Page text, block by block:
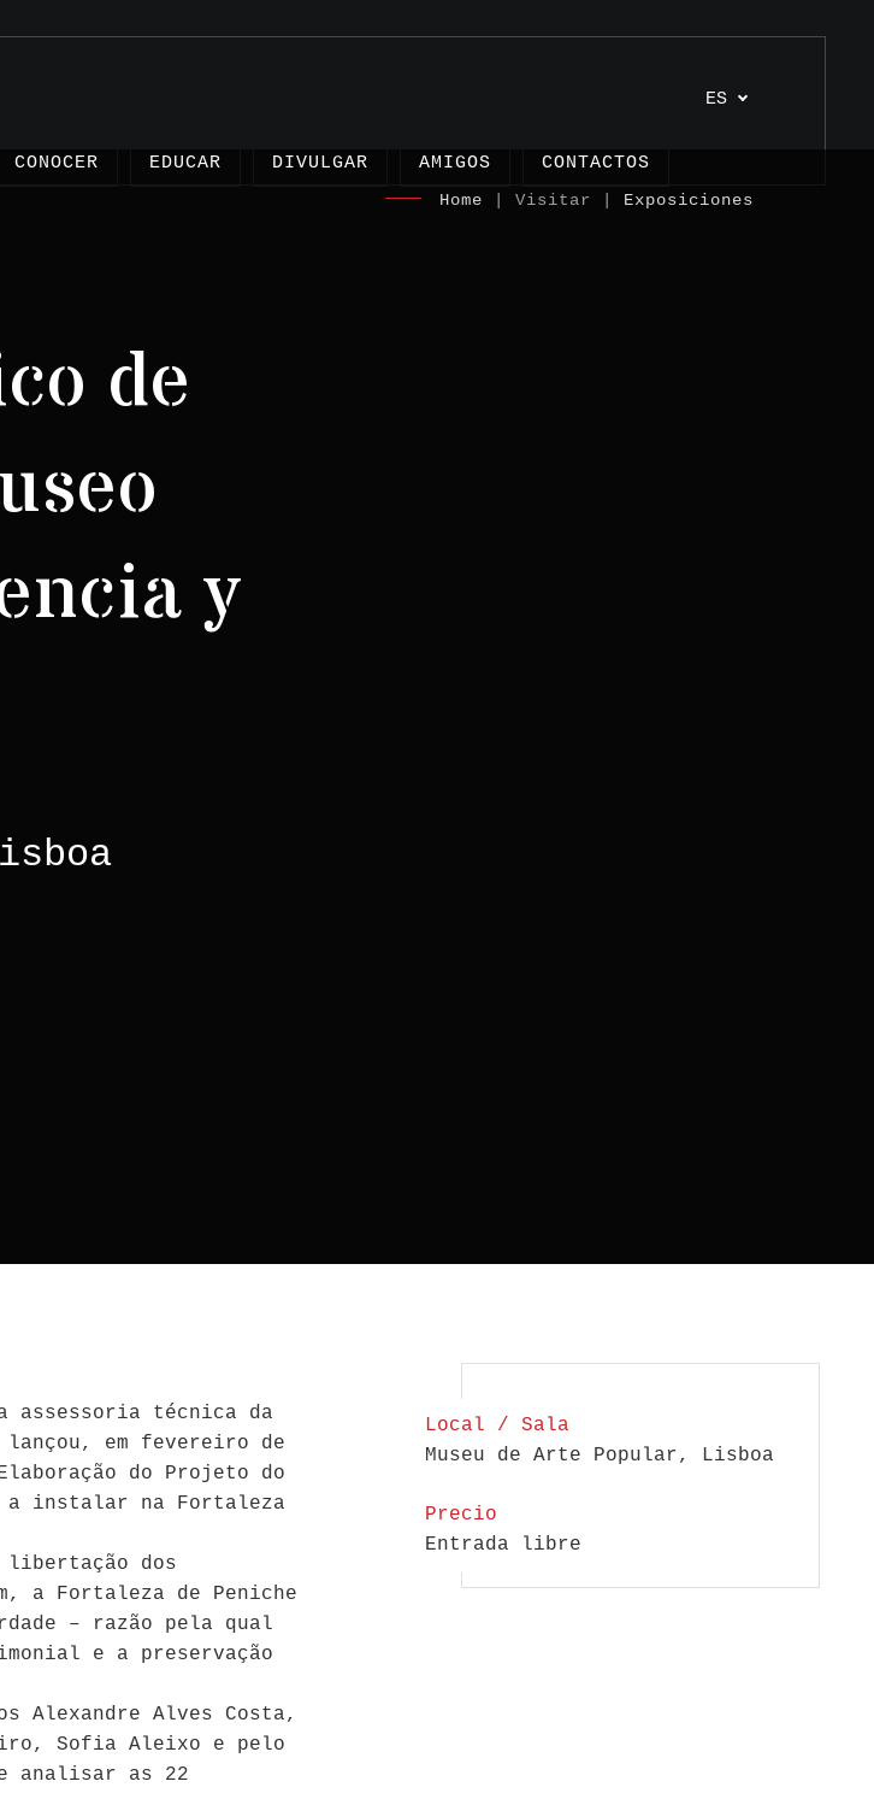
ES
CONOCER EDUCAR DIVULGAR AMIGOS CONTACTOS
de
y
Home | Visitar | Exposiciones
assessoria técnica da
lançou, em fevereiro de
do Projeto do
a instalar na Fortaleza
libertação dos
a Fortaleza de Peniche
– razão pela qual
e a preservação
Alexandre Alves Costa,
Sofia Aleixo e pelo
analisar as 22
Local / Sala
Museu de Arte Popular, Lisboa
Precio
Entrada libre